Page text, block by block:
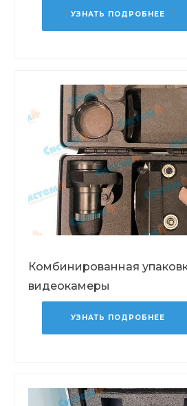
УЗНАТЬ ПОДРОБНЕЕ
Комбинированная
видеокамеры
УЗНАТЬ ПОДРОБНЕЕ